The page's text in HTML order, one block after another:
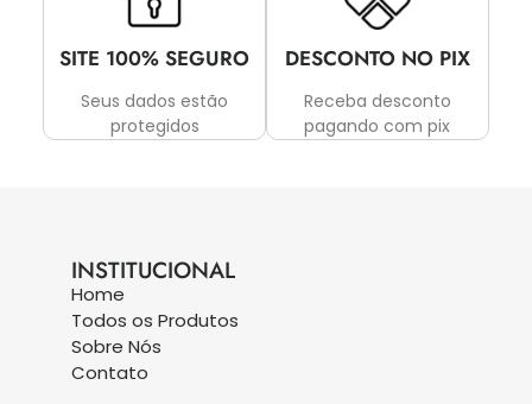
SITE 100% SEGURO
Seus dados estão
protegidos
DESCONTO NO PIX
Receba desconto
pagando com pix
INSTITUCIONAL
Home
Todos os Produtos
Sobre Nós
Contato